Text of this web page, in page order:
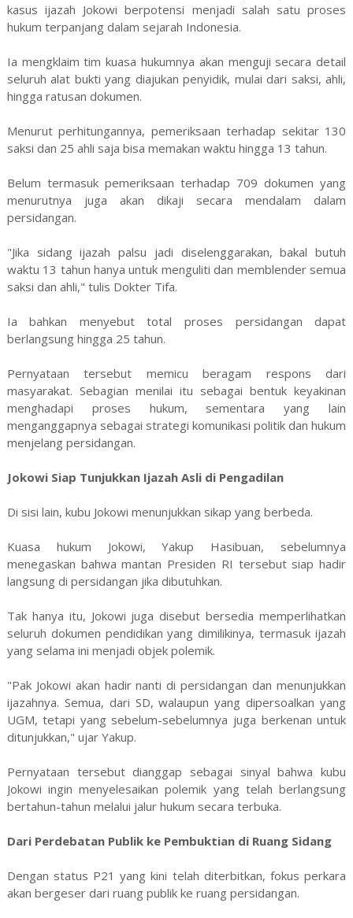
kasus ijazah Jokowi berpotensi menjadi salah satu proses
hukum terpanjang dalam sejarah Indonesia.
Ia mengklaim tim kuasa hukumnya akan menguji secara detail
seluruh alat bukti yang diajukan penyidik, mulai dari saksi, ahli,
hingga ratusan dokumen.
Menurut perhitungannya, pemeriksaan terhadap sekitar 130
saksi dan 25 ahli saja bisa memakan waktu hingga 13 tahun.
Belum termasuk pemeriksaan terhadap 709 dokumen yang
menurutnya juga akan dikaji secara mendalam dalam
persidangan.
"Jika sidang ijazah palsu jadi diselenggarakan, bakal butuh
waktu 13 tahun hanya untuk menguliti dan memblender semua
saksi dan ahli," tulis Dokter Tifa.
Ia bahkan menyebut total proses persidangan dapat
berlangsung hingga 25 tahun.
Pernyataan tersebut memicu beragam respons dari
masyarakat. Sebagian menilai itu sebagai bentuk keyakinan
menghadapi proses hukum, sementara yang lain
menganggapnya sebagai strategi komunikasi politik dan hukum
menjelang persidangan.
Jokowi Siap Tunjukkan Ijazah Asli di Pengadilan
Di sisi lain, kubu Jokowi menunjukkan sikap yang berbeda.
Kuasa hukum Jokowi, Yakup Hasibuan, sebelumnya
menegaskan bahwa mantan Presiden RI tersebut siap hadir
langsung di persidangan jika dibutuhkan.
Tak hanya itu, Jokowi juga disebut bersedia memperlihatkan
seluruh dokumen pendidikan yang dimilikinya, termasuk ijazah
yang selama ini menjadi objek polemik.
"Pak Jokowi akan hadir nanti di persidangan dan menunjukkan
ijazahnya. Semua, dari SD, walaupun yang dipersoalkan yang
UGM, tetapi yang sebelum-sebelumnya juga berkenan untuk
ditunjukkan," ujar Yakup.
Pernyataan tersebut dianggap sebagai sinyal bahwa kubu
Jokowi ingin menyelesaikan polemik yang telah berlangsung
bertahun-tahun melalui jalur hukum secara terbuka.
Dari Perdebatan Publik ke Pembuktian di Ruang Sidang
Dengan status P21 yang kini telah diterbitkan, fokus perkara
akan bergeser dari ruang publik ke ruang persidangan.